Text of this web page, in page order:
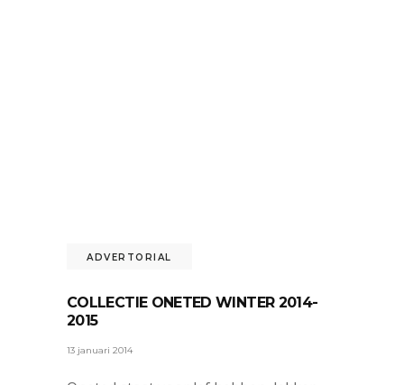
ADVERTORIAL
COLLECTIE ONETED WINTER 2014-
2015
13 januari 2014